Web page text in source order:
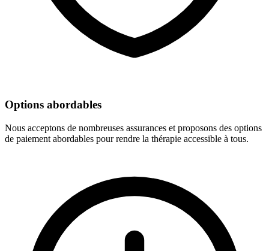
Options abordables
Nous acceptons de nombreuses assurances et proposons des options
de paiement abordables pour rendre la thérapie accessible à tous.